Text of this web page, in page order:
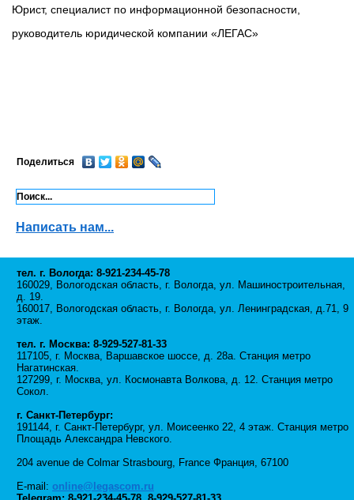
Юрист, специалист по информационной безопасности,
руководитель юридической компании «ЛЕГАС»
Поделиться
Написать нам...
тел. г. Вологда: 8-921-234-45-78
160029, Вологодская область, г. Вологда, ул. Машиностроительная,
д. 19.
160017, Вологодская область, г. Вологда, ул. Ленинградская, д.71, 9
этаж.
тел. г. Москва: 8-929-527-81-33
117105, г. Москва, Варшавское шоссе, д. 28а. Станция метро
Нагатинская.
127299, г. Москва, ул. Космонавта Волкова, д. 12. Станция метро
Сокол.
г. Санкт-Петербург:
191144, г. Санкт-Петербург, ул. Моисеенко 22, 4 этаж. Станция метро
Площадь Александра Невского.
204 avenue de Colmar Strasbourg, France Франция, 67100
E-mail: online@legascom.ru